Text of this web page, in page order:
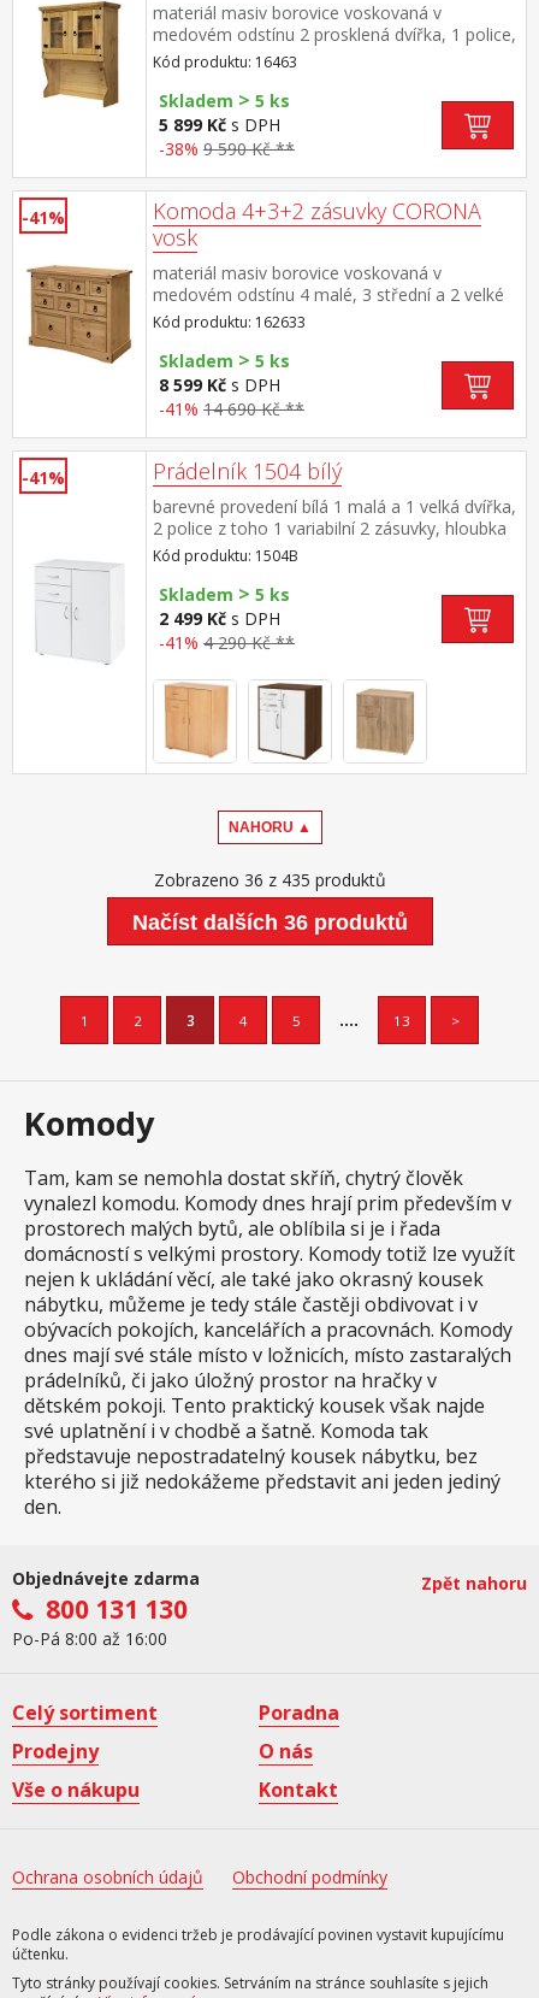
materiál masiv borovice voskovaná v
medovém odstínu 2 prosklená dvířka, 1 police,
kovové ozdobné úchytky vhodný doplněk ke
komodě CORONA 16263 nebo 1631 součást
sestavy Corona
Kód produktu: 16463
Skladem > 5 ks
5 899 Kč s DPH
-38% 9 590 Kč **
-41%
Komoda 4+3+2 zásuvky CORONA
vosk
materiál masiv borovice voskovaná v
medovém odstínu 4 malé, 3 střední a 2 velké
zásuvky, kovové ozdobné úchytky součást
sestavy Corona
Kód produktu: 162633
Skladem > 5 ks
8 599 Kč s DPH
-41% 14 690 Kč **
-41% Prádelník 1504 bílý
barevné provedení bílá 1 malá a 1 velká dvířka,
2 police z toho 1 variabilní 2 zásuvky, hloubka
zásuvky 30 cm
Kód produktu: 1504B
Skladem > 5 ks
2 499 Kč s DPH
-41% 4 290 Kč **
NAHORU ▲
Zobrazeno 36 z 435 produktů
Načíst dalších 36 produktů
1 2 3 4 5 .... 13 >
Komody
Tam, kam se nemohla dostat skříň, chytrý člověk
vynalezl komodu. Komody dnes hrají prim především v
prostorech malých bytů, ale oblíbila si je i řada
domácností s velkými prostory. Komody totiž lze využít
nejen k ukládání věcí, ale také jako okrasný kousek
nábytku, můžeme je tedy stále častěji obdivovat i v
obývacích pokojích, kancelářích a pracovnách. Komody
dnes mají své stále místo v ložnicích, místo zastaralých
prádelníků, či jako úložný prostor na hračky v
dětském pokoji. Tento praktický kousek však najde
své uplatnění i v chodbě a šatně. Komoda tak
představuje nepostradatelný kousek nábytku, bez
kterého si již nedokážeme představit ani jeden jediný
den.
Objednávejte zdarma
800 131 130
Po-Pá 8:00 až 16:00
Zpět nahoru
Celý sortiment
Poradna
Prodejny
O nás
Vše o nákupu
Kontakt
Ochrana osobních údajů Obchodní podmínky
Podle zákona o evidenci tržeb je prodávající povinen vystavit kupujícímu
účtenku.
Tyto stránky používají cookies. Setrváním na stránce souhlasíte s jejich